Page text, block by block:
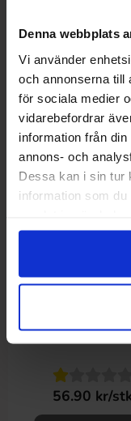
Denna webbplats
Vi använder
och annonserna till
för sociala medier
vidarebefordrar
information från
annons- och
Dessa kan i sin tur
information som
Kjøp
56.90 kr/